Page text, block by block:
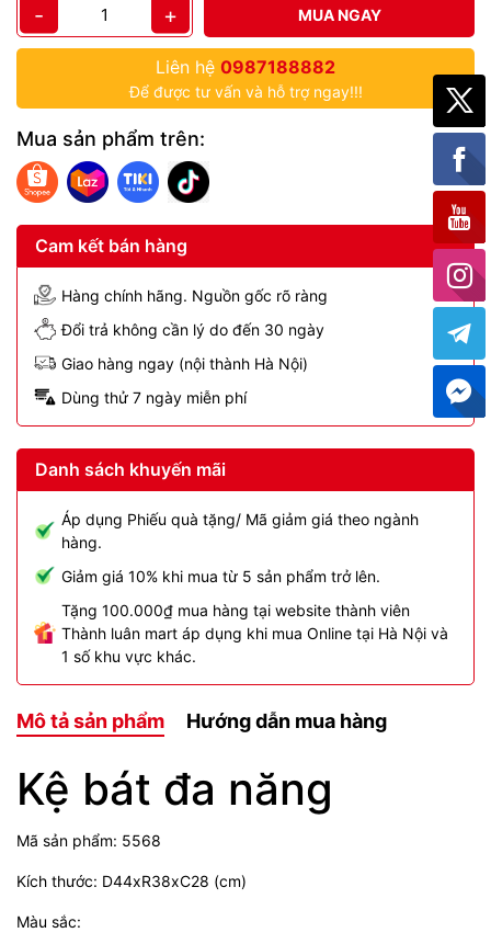
- + MUA NGAY
Liên hệ 0987188882
Để được tư vấn và hỗ trợ ngay!!!
Mua sản phẩm trên:
Cam kết bán hàng
Hàng chính hãng. Nguồn gốc rõ ràng
Đổi trả không cần lý do đến 30 ngày
Giao hàng ngay (nội thành Hà Nội)
Dùng thử 7 ngày miễn phí
Danh sách khuyến mãi
Áp dụng Phiếu quà tặng/ Mã giảm giá theo ngành
hàng.
Giảm giá 10% khi mua từ 5 sản phẩm trở lên.
Tặng 100.000₫ mua hàng tại website thành viên
Thành luân mart áp dụng khi mua Online tại Hà Nội và
1 số khu vực khác.
Mô tả sản phẩm Hướng dẫn mua hàng
Kệ bát đa năng
Mã sản phẩm: 5568
Kích thước: D44xR38xC28 (cm)
Màu sắc: